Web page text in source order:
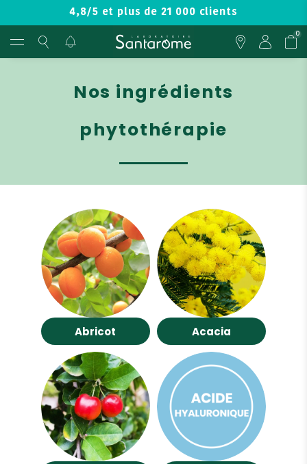
4,8/5 et plus de 21 000 clients
0
Nos ingrédients
phytothérapie
Abricot Acacia